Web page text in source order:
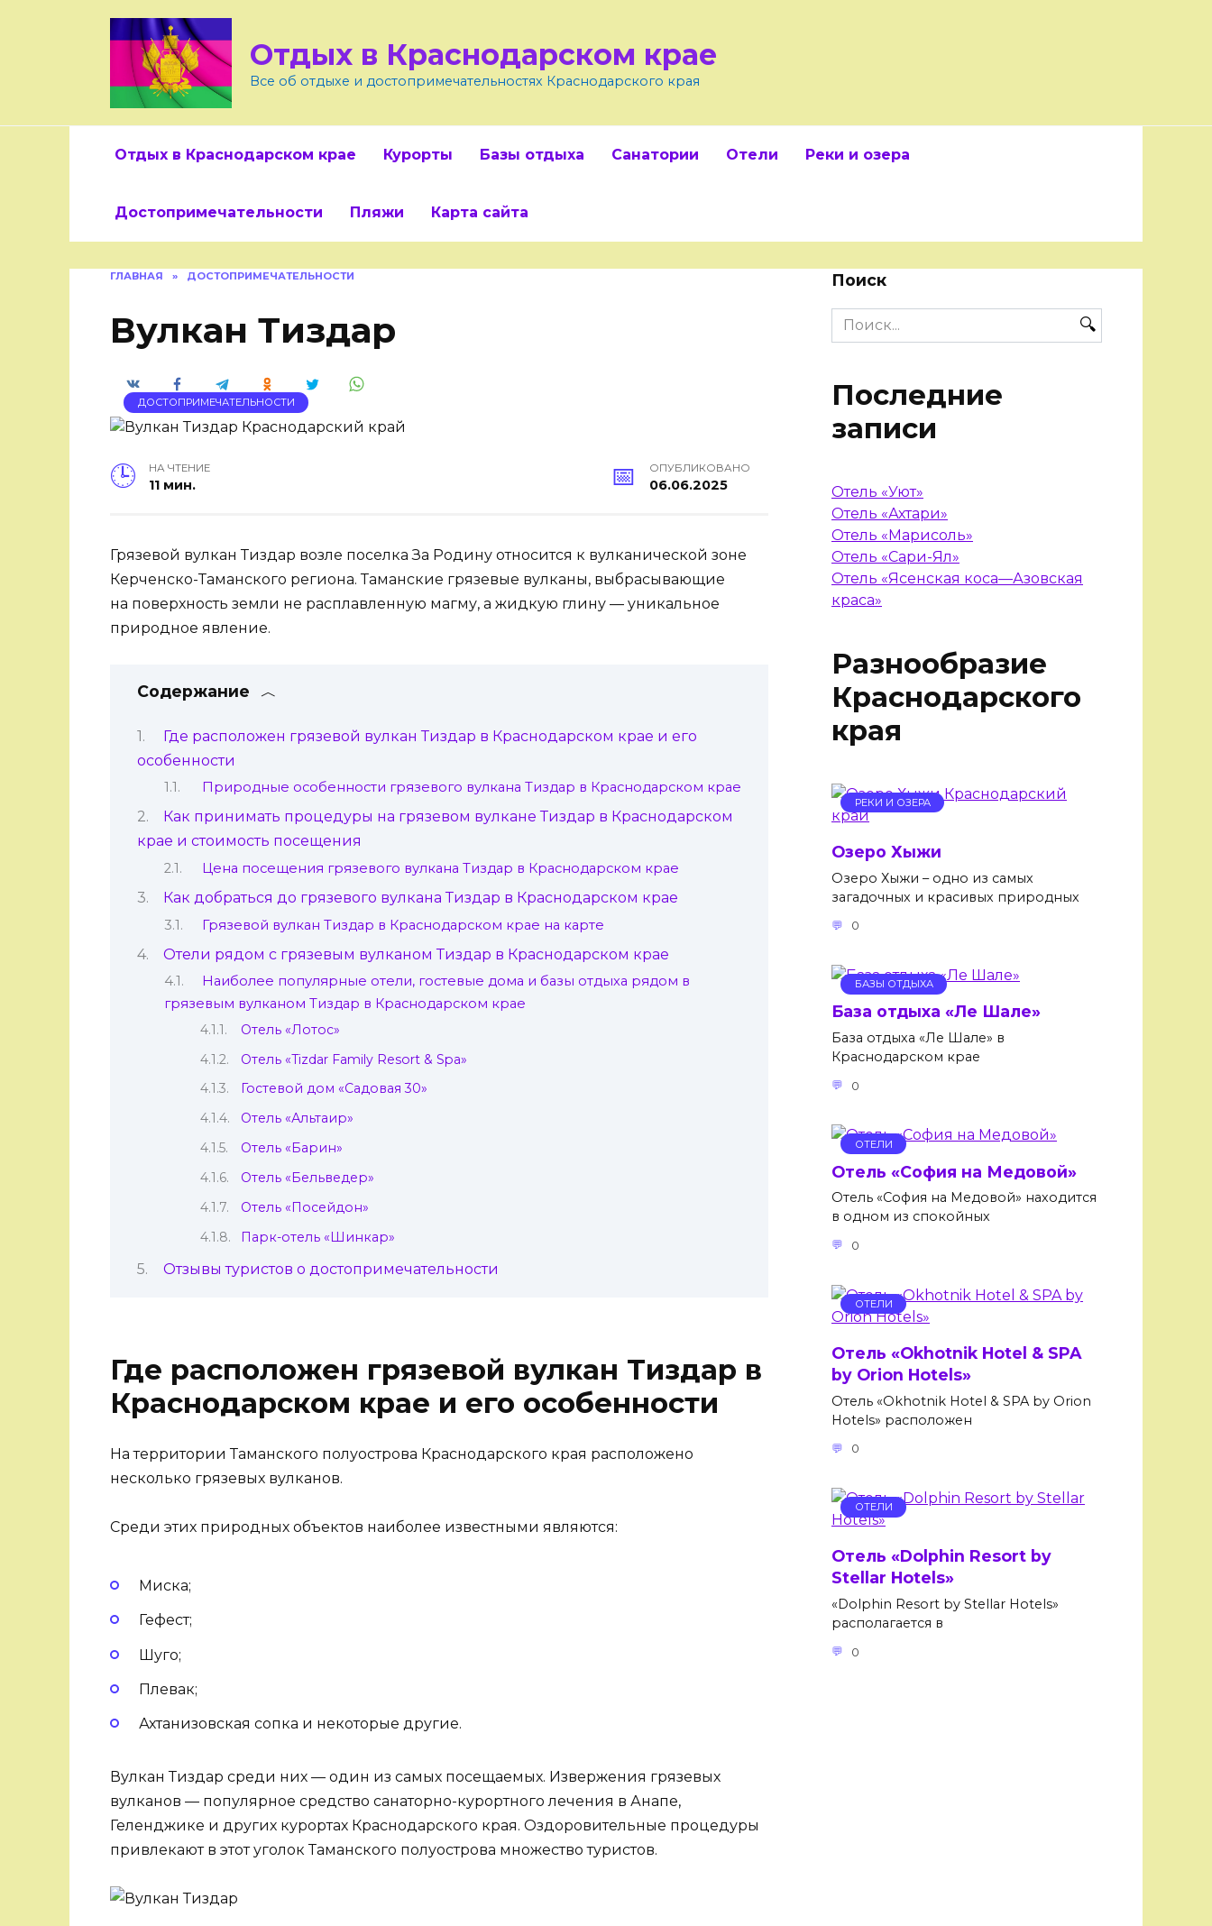
Отдых в Краснодарском крае
Все об отдыхе и достопримечательностях Краснодарского края
Отдых в Краснодарском крае Курорты Базы отдыха Санатории Отели Реки и озера
Достопримечательности Пляжи Карта сайта
ГЛАВНАЯ » ДОСТОПРИМЕЧАТЕЛЬНОСТИ
Вулкан Тиздар
ДОСТОПРИМЕЧАТЕЛЬНОСТИ
НА ЧТЕНИЕ
11 мин.
ОПУБЛИКОВАНО
06.06.2025
Грязевой вулкан Тиздар возле поселка За Родину относится к вулканической зоне
Керченско-Таманского региона. Таманские грязевые вулканы, выбрасывающие
на поверхность земли не расплавленную магму, а жидкую глину — уникальное
природное явление.
Содержание
Где расположен грязевой вулкан Тиздар в Краснодарском крае и его
особенности
Природные особенности грязевого вулкана Тиздар в Краснодарском крае
Как принимать процедуры на грязевом вулкане Тиздар в Краснодарском
крае и стоимость посещения
Цена посещения грязевого вулкана Тиздар в Краснодарском крае
Как добраться до грязевого вулкана Тиздар в Краснодарском крае
Грязевой вулкан Тиздар в Краснодарском крае на карте
Отели рядом с грязевым вулканом Тиздар в Краснодарском крае
Наиболее популярные отели, гостевые дома и базы отдыха рядом в
грязевым вулканом Тиздар в Краснодарском крае
Отель «Лотос»
Отель «Tizdar Family Resort & Spa»
Гостевой дом «Садовая 30»
Отель «Альтаир»
Отель «Барин»
Отель «Бельведер»
Отель «Посейдон»
Парк-отель «Шинкар»
Отзывы туристов о достопримечательности
Где расположен грязевой вулкан Тиздар в
Краснодарском крае и его особенности
На территории Таманского полуострова Краснодарского края расположено
несколько грязевых вулканов.
Среди этих природных объектов наиболее известными являются:
Миска;
Гефест;
Шуго;
Плевак;
Ахтанизовская сопка и некоторые другие.
Вулкан Тиздар среди них — один из самых посещаемых. Извержения грязевых
вулканов — популярное средство санаторно-курортного лечения в Анапе,
Геленджике и других курортах Краснодарского края. Оздоровительные процедуры
привлекают в этот уголок Таманского полуострова множество туристов.
Поиск
Search
for:
Последние
записи
Отель «Уют»
Отель «Ахтари»
Отель «Марисоль»
Отель «Сари-Ял»
Отель «Ясенская коса—Азовская
краса»
Разнообразие
Краснодарского
края
РЕКИ И ОЗЕРА
Озеро Хыжи
Озеро Хыжи – одно из самых
загадочных и красивых природных
0
БАЗЫ ОТДЫХА
База отдыха «Ле Шале»
База отдыха «Ле Шале» в
Краснодарском крае
0
ОТЕЛИ
Отель «София на Медовой»
Отель «София на Медовой» находится
в одном из спокойных
0
ОТЕЛИ
Отель «Okhotnik Hotel & SPA
by Orion Hotels»
Отель «Okhotnik Hotel & SPA by Orion
Hotels» расположен
0
ОТЕЛИ
Отель «Dolphin Resort by
Stellar Hotels»
«Dolphin Resort by Stellar Hotels»
располагается в
0